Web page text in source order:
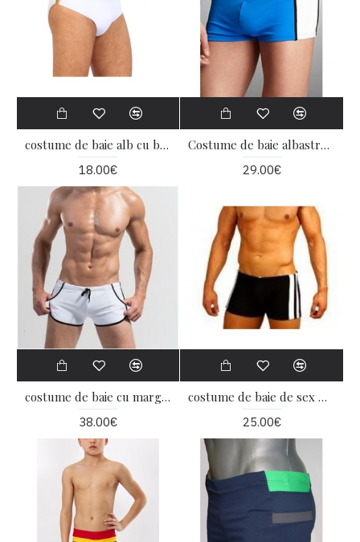
costume de baie alb cu bretele
18.00€
Costume de baie albastru și alb
29.00€
costume de baie cu margine albã
38.00€
costume de baie de sex masculin cu margini albe
25.00€